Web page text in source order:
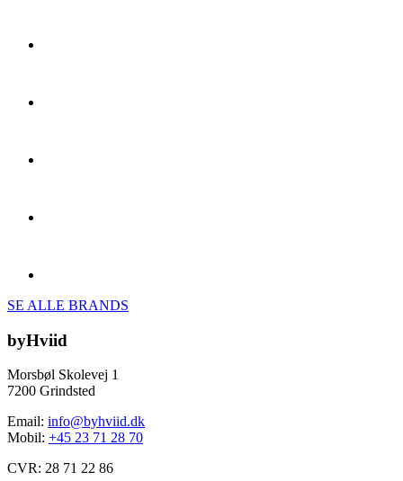
SE ALLE BRANDS
byHviid
Morsbøl Skolevej 1
7200 Grindsted
Email: info@byhviid.dk
Mobil: +45 23 71 28 70
CVR: 28 71 22 86